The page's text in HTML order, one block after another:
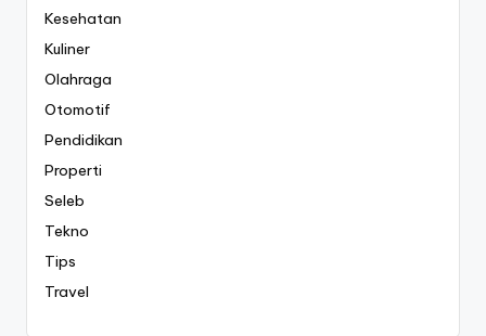
Kesehatan
Kuliner
Olahraga
Otomotif
Pendidikan
Properti
Seleb
Tekno
Tips
Travel